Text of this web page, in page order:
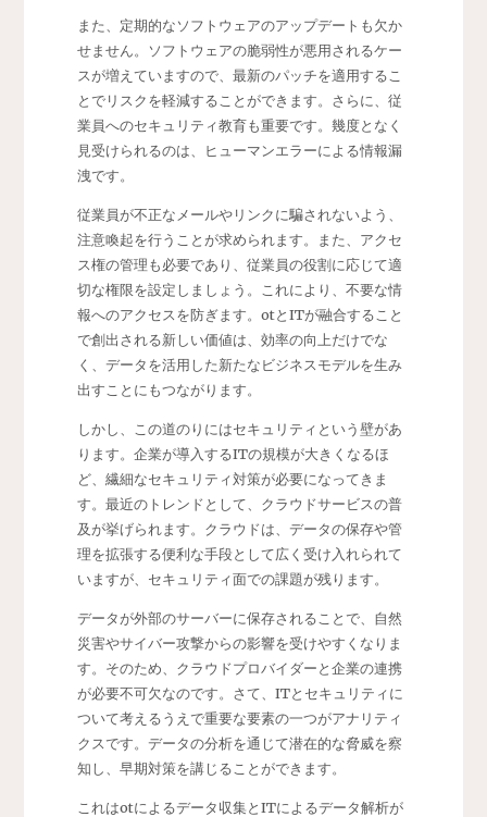
また、定期的なソフトウェアのアップデートも欠か
せません。ソフトウェアの脆弱性が悪用されるケー
スが増えていますので、最新のパッチを適用するこ
とでリスクを軽減することができます。さらに、従
業員へのセキュリティ教育も重要です。幾度となく
見受けられるのは、ヒューマンエラーによる情報漏
洩です。
従業員が不正なメールやリンクに騙されないよう、
注意喚起を行うことが求められます。また、アクセ
ス権の管理も必要であり、従業員の役割に応じて適
切な権限を設定しましょう。これにより、不要な情
報へのアクセスを防ぎます。otとITが融合すること
で創出される新しい価値は、効率の向上だけでな
く、データを活用した新たなビジネスモデルを生み
出すことにもつながります。
しかし、この道のりにはセキュリティという壁があ
ります。企業が導入するITの規模が大きくなるほ
ど、繊細なセキュリティ対策が必要になってきま
す。最近のトレンドとして、クラウドサービスの普
及が挙げられます。クラウドは、データの保存や管
理を拡張する便利な手段として広く受け入れられて
いますが、セキュリティ面での課題が残ります。
データが外部のサーバーに保存されることで、自然
災害やサイバー攻撃からの影響を受けやすくなりま
す。そのため、クラウドプロバイダーと企業の連携
が必要不可欠なのです。さて、ITとセキュリティに
ついて考えるうえで重要な要素の一つがアナリティ
クスです。データの分析を通じて潜在的な脅威を察
知し、早期対策を講じることができます。
これはotによるデータ収集とITによるデータ解析が